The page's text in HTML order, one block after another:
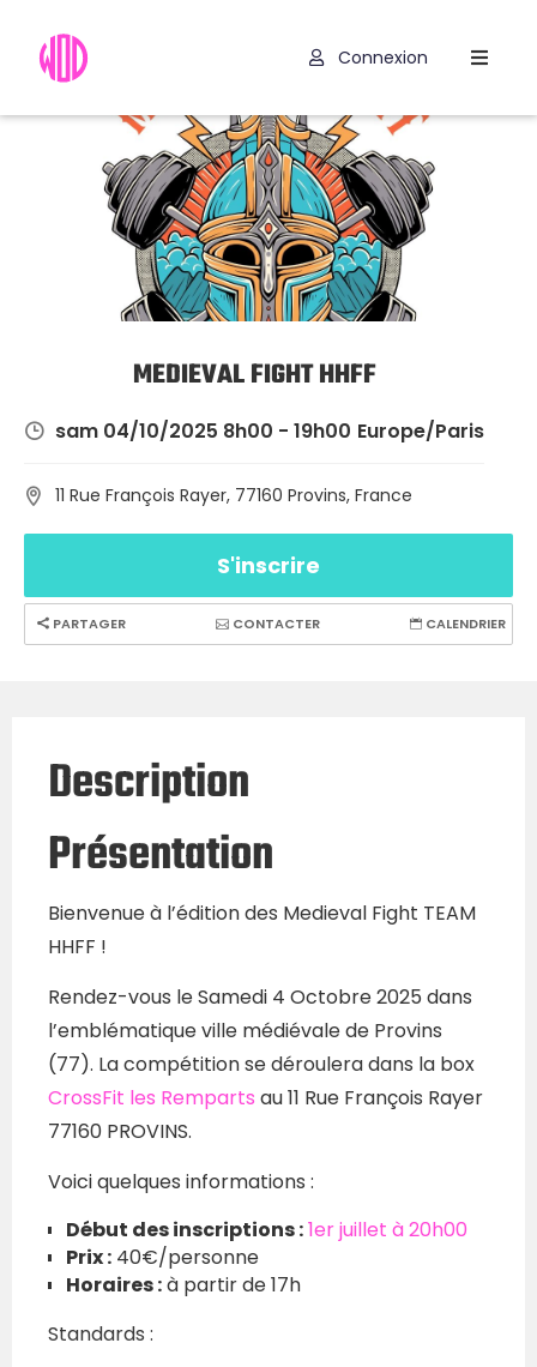
Programmes
Codes
Promo
Connexion
MEDIEVAL FIGHT HHFF
sam 04/10/2025 8h00 - 19h00 Europe/Paris
11 Rue François Rayer, 77160 Provins, France
S'inscrire
PARTAGER CONTACTER CALENDRIER
Description
Présentation
Bienvenue à l’édition des Medieval Fight TEAM
HHFF !
Rendez-vous le Samedi 4 Octobre 2025 dans
l’emblématique ville médiévale de Provins
(77). La compétition se déroulera dans la box
CrossFit les Remparts au 11 Rue François Rayer
77160 PROVINS.
Voici quelques informations :
Début des inscriptions :1er juillet à 20h00
Prix : 40€/personne
Horaires :à partir de 17h
Standards :